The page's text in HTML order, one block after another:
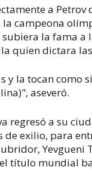
a Petrov
la campeona
la fama a
quien dictara
y la tocan como
aseveró.
regresó a su
de exilio, para
Yevgueni
título mundial